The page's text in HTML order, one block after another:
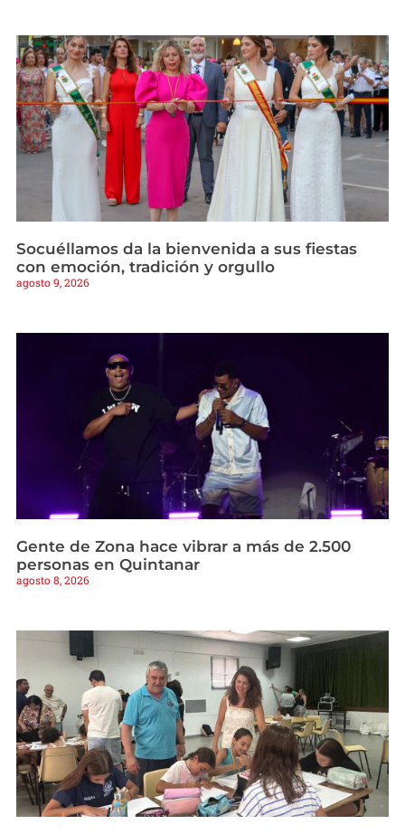
Socuéllamos da la bienvenida a sus fiestas
con emoción, tradición y orgullo
agosto 9, 2026
Gente de Zona hace vibrar a más de 2.500
personas en Quintanar
agosto 8, 2026